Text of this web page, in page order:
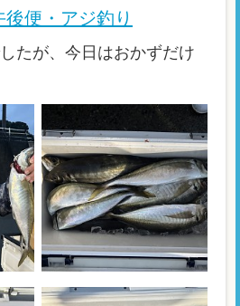
便・アジ釣り
たが、今日はおかずだけ